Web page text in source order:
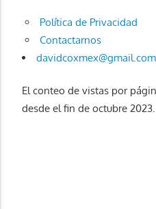
Política de Privacidad
Contactarnos
davidcoxmex@gmail.com
El conteo de vistas por
desde el fin de octubre 2023.